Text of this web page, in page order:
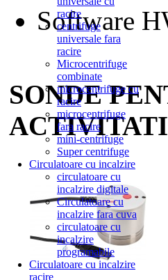
racire
centrifuge
universale fara
racire
Microcentrifuge
combinate
microcentrifuge cu
racire
microcentrifuge
fara racire
mini-centrifuge
Super centrifuge
Circulatoare cu incalzire
circulatoare cu
incalzire digitale
Circulatoare cu
incalzire fara cuva
circulatoare cu
incalzire
programabile
Circulatoare cu incalzire
racire
Software
SONDE